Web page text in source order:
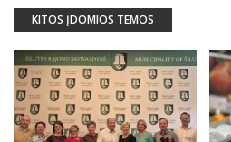
KITOS ĮDOMIOS TEMOS